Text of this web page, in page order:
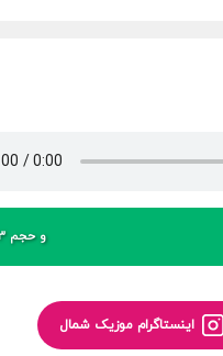
و حجم 3 مگابایت
اینستاگرام موزیک شمال